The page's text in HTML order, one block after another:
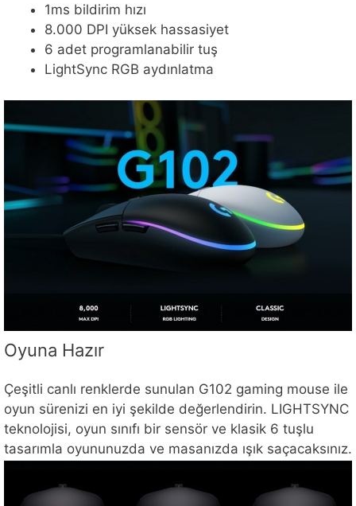
1ms bildirim hızı
8.000 DPI yüksek hassasiyet
6 adet programlanabilir tuş
LightSync RGB aydınlatma
Oyuna Hazır
Çeşitli canlı renklerde sunulan G102 gaming mouse ile
oyun sürenizi en iyi şekilde değerlendirin. LIGHTSYNC
teknolojisi, oyun sınıfı bir sensör ve klasik 6 tuşlu
tasarımla oyununuzda ve masanızda ışık saçacaksınız.